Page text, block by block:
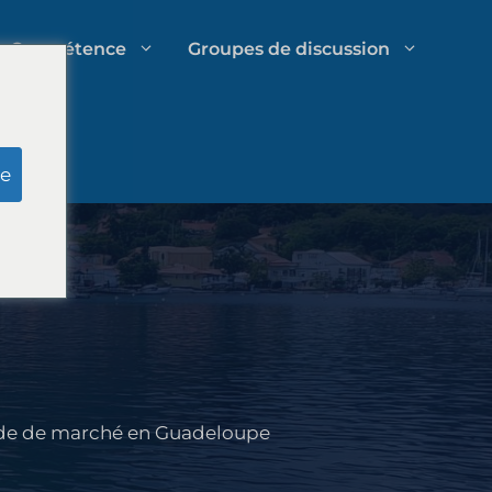
Gestion des dépenses des cabinets
d'avocats
cabinets d'avocats
Compétence Groupes de discussion
de marché en Guadeloupe